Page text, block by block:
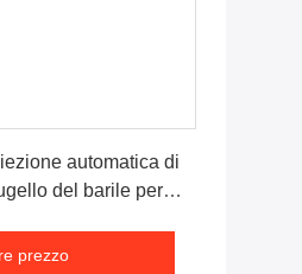
automatica di
del barile per
prezzo